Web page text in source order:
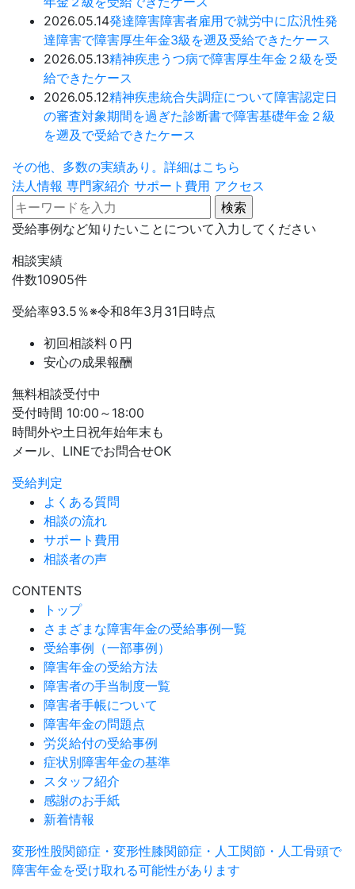
2026.05.14発達障害障害者雇用で就労中に広汎性発
達障害で障害厚生年金3級を遡及受給できたケース
2026.05.13精神疾患 うつ病で障害厚生年金２級を受
給できたケース
2026.05.12精神疾患統合失調症について障害認定日
の審査対象期間を過ぎた診断書で障害基礎年金２級
を遡及で受給できたケース
その他、多数の実績あり。詳細はこちら
法人情報 専門家紹介 サポート費用 アクセス
受給事例など知りたいことについて入力してください
相談実績
件数10905件
受給率93.5 ％※令和8年3月31日時点
初回相談料０円
安心の成果報酬
無料相談受付中
受付時間 10:00～18:00
時間外や土日祝年始年末も
メール、LINEでお問合せOK
受給判定
よくある質問
相談の流れ
サポート費用
相談者の声
CONTENTS
トップ
さまざまな障害年金の受給事例一覧
受給事例（一部事例）
障害年金の受給方法
障害者の手当制度一覧
障害者手帳について
障害年金の問題点
労災給付の受給事例
症状別障害年金の基準
スタッフ紹介
感謝のお手紙
新着情報
変形性股関節症・変形性膝関節症・人工関節・人工骨頭で
障害年金を受け取れる可能性があります